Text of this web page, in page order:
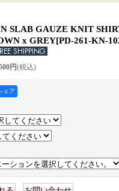
SLAB GAUZE KNIT
x GREY[PD-261-KN-
円(税込)
ェア